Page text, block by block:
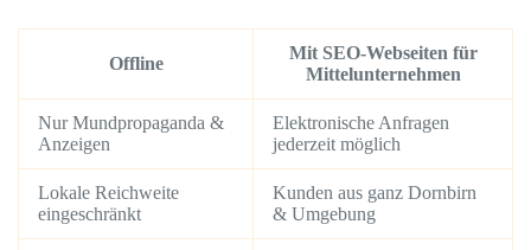
Offline
Mit SEO-Webseiten für
Mittelunternehmen
Nur Mundpropaganda &
Anzeigen
Elektronische Anfragen
jederzeit möglich
Lokale Reichweite
eingeschränkt
Kunden aus ganz Dornbirn
& Umgebung